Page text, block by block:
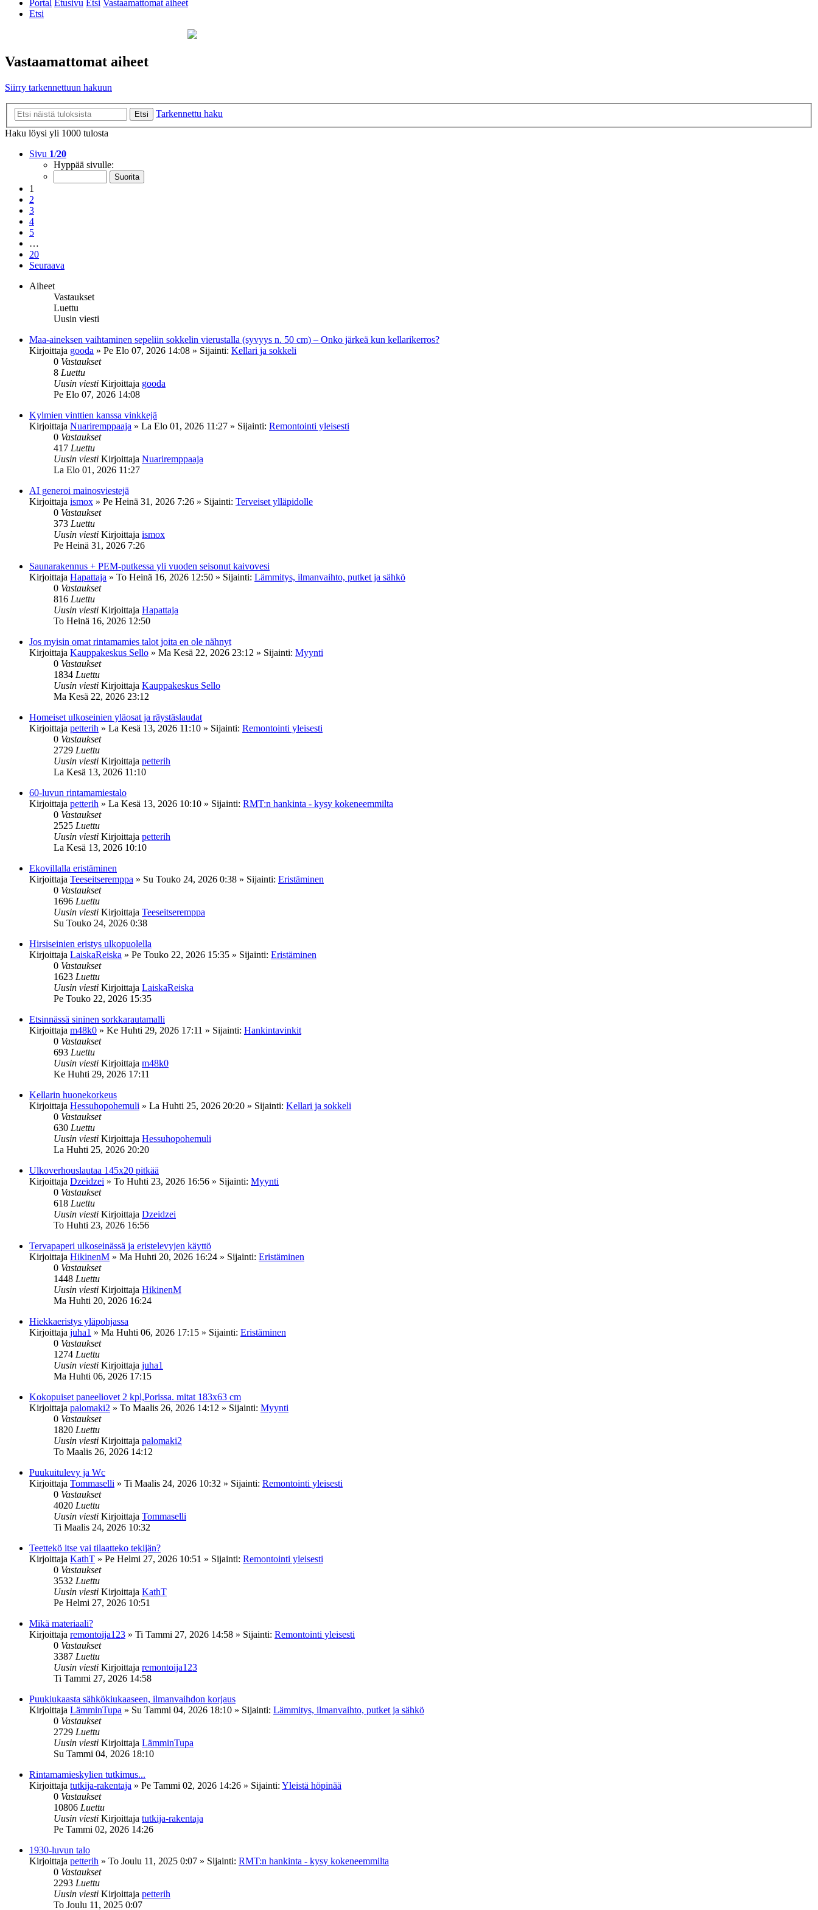
Portal Etusivu Etsi Vastaamattomat aiheet
Etsi
Vastaamattomat aiheet
Siirry tarkennettuun hakuun
Etsi
Tarkennettu haku
Haku löysi yli 1000 tulosta
Sivu 1/20
Hyppää sivulle:
1
2
3
4
5
…
20
Seuraava
Aiheet
Vastaukset
Luettu
Uusin viesti
Maa-aineksen vaihtaminen sepeliin sokkelin vierustalla (syvyys n. 50 cm) – Onko järkeä kun kellarikerros?
Kirjoittaja gooda » Pe Elo 07, 2026 14:08 » Sijainti: Kellari ja sokkeli
0 Vastaukset
8 Luettu
Uusin viesti Kirjoittaja gooda
Pe Elo 07, 2026 14:08
Kylmien vinttien kanssa vinkkejä
Kirjoittaja Nuariremppaaja » La Elo 01, 2026 11:27 » Sijainti: Remontointi yleisesti
0 Vastaukset
417 Luettu
Uusin viesti Kirjoittaja Nuariremppaaja
La Elo 01, 2026 11:27
AI generoi mainosviestejä
Kirjoittaja ismox » Pe Heinä 31, 2026 7:26 » Sijainti: Terveiset ylläpidolle
0 Vastaukset
373 Luettu
Uusin viesti Kirjoittaja ismox
Pe Heinä 31, 2026 7:26
Saunarakennus + PEM-putkessa yli vuoden seisonut kaivovesi
Kirjoittaja Hapattaja » To Heinä 16, 2026 12:50 » Sijainti: Lämmitys, ilmanvaihto, putket ja sähkö
0 Vastaukset
816 Luettu
Uusin viesti Kirjoittaja Hapattaja
To Heinä 16, 2026 12:50
Jos myisin omat rintamamies talot joita en ole nähnyt
Kirjoittaja Kauppakeskus Sello » Ma Kesä 22, 2026 23:12 » Sijainti: Myynti
0 Vastaukset
1834 Luettu
Uusin viesti Kirjoittaja Kauppakeskus Sello
Ma Kesä 22, 2026 23:12
Homeiset ulkoseinien yläosat ja räystäslaudat
Kirjoittaja petterih » La Kesä 13, 2026 11:10 » Sijainti: Remontointi yleisesti
0 Vastaukset
2729 Luettu
Uusin viesti Kirjoittaja petterih
La Kesä 13, 2026 11:10
60-luvun rintamamiestalo
Kirjoittaja petterih » La Kesä 13, 2026 10:10 » Sijainti: RMT:n hankinta - kysy kokeneemmilta
0 Vastaukset
2525 Luettu
Uusin viesti Kirjoittaja petterih
La Kesä 13, 2026 10:10
Ekovillalla eristäminen
Kirjoittaja Teeseitseremppa » Su Touko 24, 2026 0:38 » Sijainti: Eristäminen
0 Vastaukset
1696 Luettu
Uusin viesti Kirjoittaja Teeseitseremppa
Su Touko 24, 2026 0:38
Hirsiseinien eristys ulkopuolella
Kirjoittaja LaiskaReiska » Pe Touko 22, 2026 15:35 » Sijainti: Eristäminen
0 Vastaukset
1623 Luettu
Uusin viesti Kirjoittaja LaiskaReiska
Pe Touko 22, 2026 15:35
Etsinnässä sininen sorkkarautamalli
Kirjoittaja m48k0 » Ke Huhti 29, 2026 17:11 » Sijainti: Hankintavinkit
0 Vastaukset
693 Luettu
Uusin viesti Kirjoittaja m48k0
Ke Huhti 29, 2026 17:11
Kellarin huonekorkeus
Kirjoittaja Hessuhopohemuli » La Huhti 25, 2026 20:20 » Sijainti: Kellari ja sokkeli
0 Vastaukset
630 Luettu
Uusin viesti Kirjoittaja Hessuhopohemuli
La Huhti 25, 2026 20:20
Ulkoverhouslautaa 145x20 pitkää
Kirjoittaja Dzeidzei » To Huhti 23, 2026 16:56 » Sijainti: Myynti
0 Vastaukset
618 Luettu
Uusin viesti Kirjoittaja Dzeidzei
To Huhti 23, 2026 16:56
Tervapaperi ulkoseinässä ja eristelevyjen käyttö
Kirjoittaja HikinenM » Ma Huhti 20, 2026 16:24 » Sijainti: Eristäminen
0 Vastaukset
1448 Luettu
Uusin viesti Kirjoittaja HikinenM
Ma Huhti 20, 2026 16:24
Hiekkaeristys yläpohjassa
Kirjoittaja juha1 » Ma Huhti 06, 2026 17:15 » Sijainti: Eristäminen
0 Vastaukset
1274 Luettu
Uusin viesti Kirjoittaja juha1
Ma Huhti 06, 2026 17:15
Kokopuiset paneeliovet 2 kpl,Porissa. mitat 183x63 cm
Kirjoittaja palomaki2 » To Maalis 26, 2026 14:12 » Sijainti: Myynti
0 Vastaukset
1820 Luettu
Uusin viesti Kirjoittaja palomaki2
To Maalis 26, 2026 14:12
Puukuitulevy ja Wc
Kirjoittaja Tommaselli » Ti Maalis 24, 2026 10:32 » Sijainti: Remontointi yleisesti
0 Vastaukset
4020 Luettu
Uusin viesti Kirjoittaja Tommaselli
Ti Maalis 24, 2026 10:32
Teettekö itse vai tilaatteko tekijän?
Kirjoittaja KathT » Pe Helmi 27, 2026 10:51 » Sijainti: Remontointi yleisesti
0 Vastaukset
3532 Luettu
Uusin viesti Kirjoittaja KathT
Pe Helmi 27, 2026 10:51
Mikä materiaali?
Kirjoittaja remontoija123 » Ti Tammi 27, 2026 14:58 » Sijainti: Remontointi yleisesti
0 Vastaukset
3387 Luettu
Uusin viesti Kirjoittaja remontoija123
Ti Tammi 27, 2026 14:58
Puukiukaasta sähkökiukaaseen, ilmanvaihdon korjaus
Kirjoittaja LämminTupa » Su Tammi 04, 2026 18:10 » Sijainti: Lämmitys, ilmanvaihto, putket ja sähkö
0 Vastaukset
2729 Luettu
Uusin viesti Kirjoittaja LämminTupa
Su Tammi 04, 2026 18:10
Rintamamieskylien tutkimus...
Kirjoittaja tutkija-rakentaja » Pe Tammi 02, 2026 14:26 » Sijainti: Yleistä höpinää
0 Vastaukset
10806 Luettu
Uusin viesti Kirjoittaja tutkija-rakentaja
Pe Tammi 02, 2026 14:26
1930-luvun talo
Kirjoittaja petterih » To Joulu 11, 2025 0:07 » Sijainti: RMT:n hankinta - kysy kokeneemmilta
0 Vastaukset
2293 Luettu
Uusin viesti Kirjoittaja petterih
To Joulu 11, 2025 0:07